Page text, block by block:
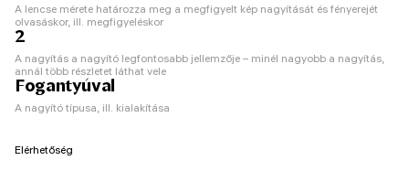
A lencse mérete határozza meg a megfigyelt kép nagyítását és fényerejét
olvasáskor, ill. megfigyeléskor
2
A nagyítás a nagyító legfontosabb jellemzője – minél nagyobb a nagyítás,
annál több részletet láthat vele
Fogantyúval
A nagyító típusa, ill. kialakítása
Elérhetőség